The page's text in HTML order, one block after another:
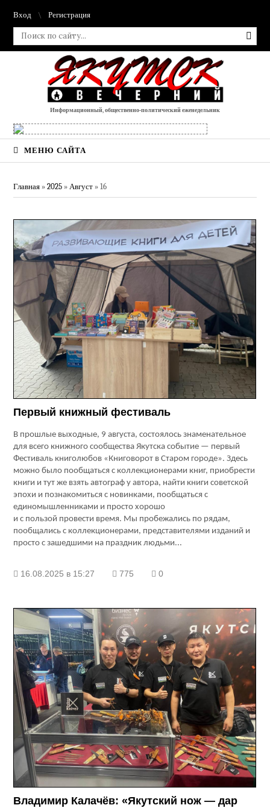
Вход Регистрация
Информационный, общественно-политический еженедельник
МЕНЮ САЙТА
Главная »2025 » Август » 16
Первый книжный фестиваль
В прошлые выходные, 9 августа, состоялось знаменательное
для всего книжного сообщества Якутска событие — первый
Фестиваль книголюбов «Книговорот в Старом городе». Здесь
можно было пообщаться с коллекционерами книг, приобрести
книги и тут же взять автограф у автора, найти книги советской
эпохи и познакомиться с новинками, пообщаться с
единомышленниками и просто хорошо
и с пользой провести время. Мы пробежались по рядам,
пообщались с коллекционерами, представителями изданий и
просто с зашедшими на праздник людьми...
16.08.2025 в 15:27 775 0
Владимир Калачёв: «Якутский нож — дар